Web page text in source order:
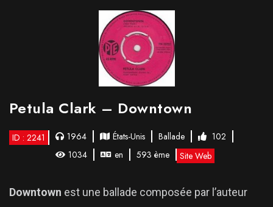
Petula Clark – Downtown
ID : 2241 1964 États-Unis Ballade
102
1034
en 593 ème Site Web
Downtown est une ballade composée par l’auteur